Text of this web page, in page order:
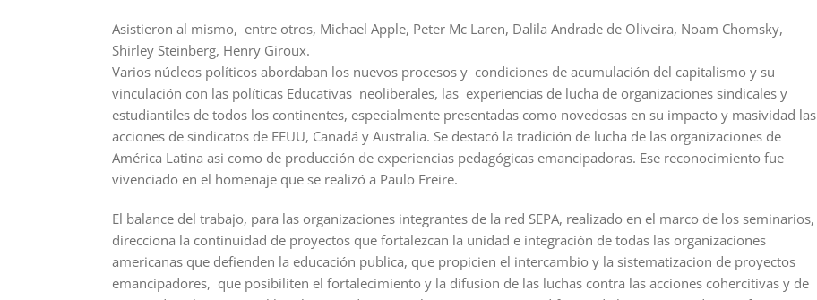
Asistieron al mismo, entre otros, Michael Apple, Peter Mc Laren, Dalila Andrade de Oliveira, Noam Chomsky,
Shirley Steinberg, Henry Giroux.
Varios núcleos políticos abordaban los nuevos procesos y condiciones de acumulación del capitalismo y su
vinculación con las políticas Educativas neoliberales, las experiencias de lucha de organizaciones sindicales y
estudiantiles de todos los continentes, especialmente presentadas como novedosas en su impacto y masividad las
acciones de sindicatos de EEUU, Canadá y Australia. Se destacó la tradición de lucha de las organizaciones de
América Latina asi como de producción de experiencias pedagógicas emancipadoras. Ese reconocimiento fue
vivenciado en el homenaje que se realizó a Paulo Freire.
El balance del trabajo, para las organizaciones integrantes de la red SEPA, realizado en el marco de los seminarios,
direcciona la continuidad de proyectos que fortalezcan la unidad e integración de todas las organizaciones
americanas que defienden la educación publica, que propicien el intercambio y la sistematizacion de proyectos
emancipadores, que posibiliten el fortalecimiento y la difusion de las luchas contra las acciones cohercitivas y de